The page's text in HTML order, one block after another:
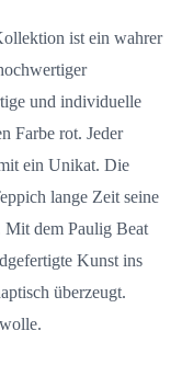
ist ein wahrer
und individuelle
Farbe rot. Jeder
ein Unikat. Die
lange Zeit seine
Mit dem Paulig Beat
Kunst ins
überzeugt.